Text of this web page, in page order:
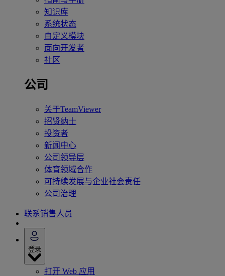
知识库
系统状态
自定义模块
面向开发者
社区
公司
关于TeamViewer
招贤纳士
投资者
新闻中心
公司领导层
体育领域合作
可持续发展与企业社会责任
公司治理
联系销售人员
登录
打开 Web 应用